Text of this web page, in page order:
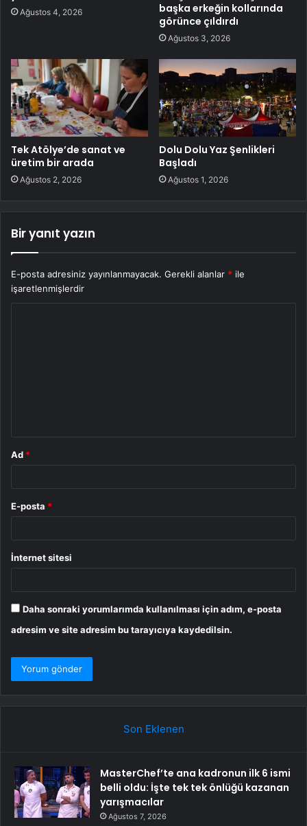
Ağustos 4, 2026
başka erkeğin kollarında
görünce çıldırdı
Ağustos 3, 2026
Tek Atölye’de sanat ve
üretim bir arada
Ağustos 2, 2026
Dolu Dolu Yaz Şenlikleri
Başladı
Ağustos 1, 2026
Bir yanıt yazın
E-posta adresiniz yayınlanmayacak. Gerekli alanlar * ile
işaretlenmişlerdir
Ad *
E-posta *
İnternet sitesi
Daha sonraki yorumlarımda kullanılması için adım, e-posta
adresim ve site adresim bu tarayıcıya kaydedilsin.
Son Eklenen
MasterChef’te ana kadronun ilk 6 ismi
belli oldu: İşte tek tek önlüğü kazanan
yarışmacılar
Ağustos 7, 2026